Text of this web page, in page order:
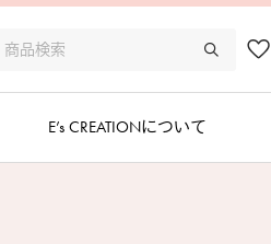
E’s CREATIONについて